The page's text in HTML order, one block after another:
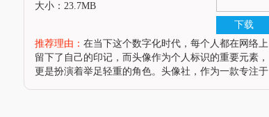
下载
大小：23.7MB
推荐理由： 在当下这个数字化时代，每个人都在网络上
留下了自己的印记，而头像作为个人标识的重要元素，
更是扮演着举足轻重的角色。头像社，作为一款专注于